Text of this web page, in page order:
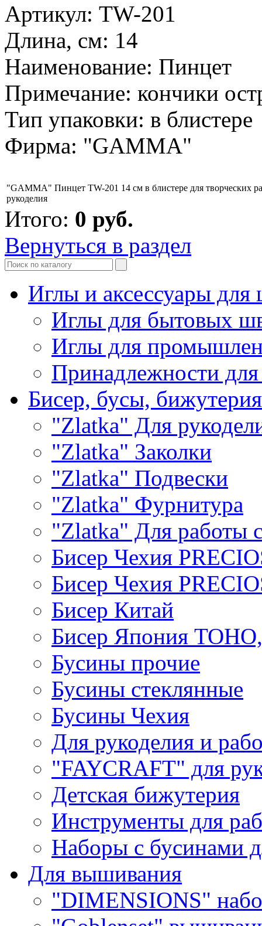
Артикул: TW-201
Длина, см: 14
Наименование: Пинцет
Примечание: кончики
Тип упаковки: в блистере
Фирма: "GAMMA"
"GAMMA" Пинцет TW-201 14 см в блистере для творческих
рукоделия
Итого: 0 руб.
Вернуться в раздел
Иглы и аксессуары
Иглы для бытовых
Иглы для
Принадлежности
Бисер, бусы, бижутерия
"Zlatka" Для
"Zlatka" Заколки
"Zlatka" Подвески
"Zlatka" Фурнитура
"Zlatka" Для работы
Бисер Чехия
Бисер Чехия
Бисер Китай
Бисер Япония
Бусины прочие
Бусины стеклянные
Бусины Чехия
Для рукоделия и
"FAYCRAFT" для
Детская бижутерия
Инструменты для
Наборы с бусинами
Для вышивания
"DIMENSIONS"